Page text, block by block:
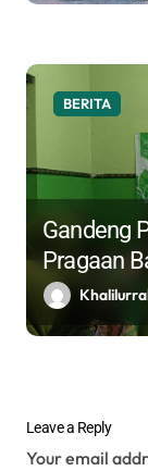
BERITA
Gandeng
Pragaan
dan
Leave a Reply
Your email